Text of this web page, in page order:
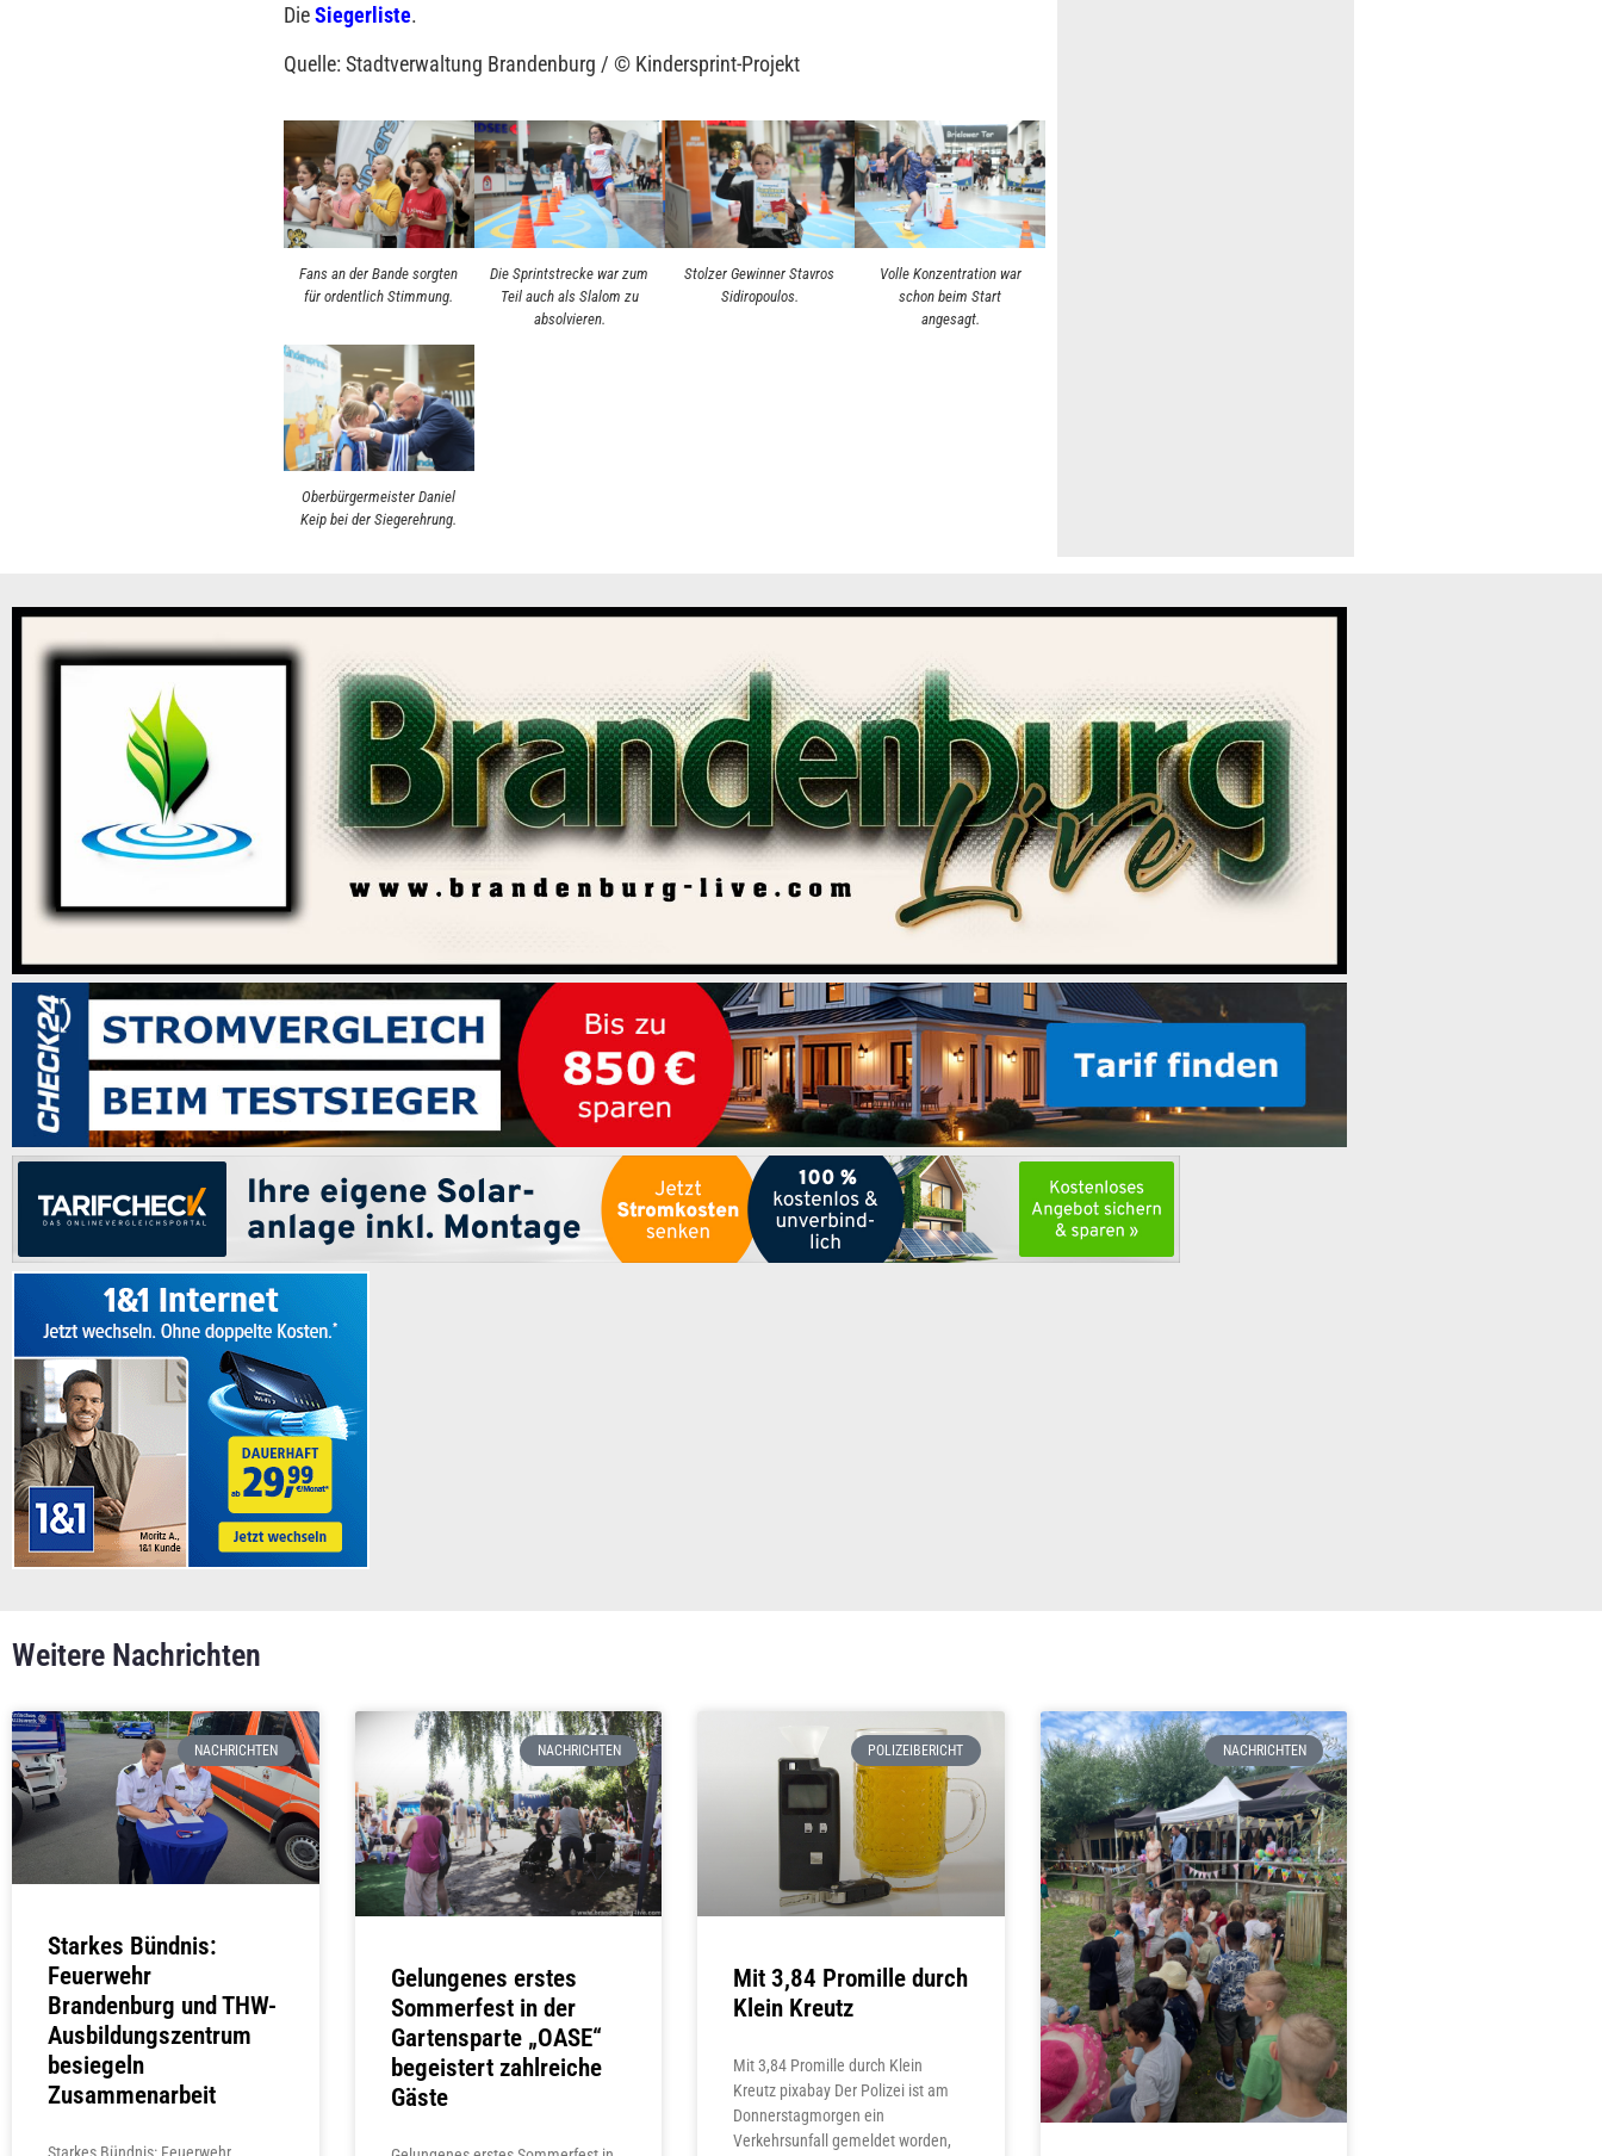
DieSiegerliste.
Quelle: Stadtverwaltung Brandenburg / © Kindersprint-Projekt
Fans an der Bande sorgten
für ordentlich Stimmung.
Die Sprintstrecke war zum
Teil auch als Slalom zu
absolvieren.
Stolzer Gewinner Stavros
Sidiropoulos.
Volle Konzentration war
schon beim Start
angesagt.
Oberbürgermeister Daniel
Keip bei der Siegerehrung.
Weitere Nachrichten
NACHRICHTEN
Starkes Bündnis:
Feuerwehr
Brandenburg und THW-
Ausbildungszentrum
besiegeln
Zusammenarbeit
NACHRICHTEN
Gelungenes erstes
Sommerfest in der
Gartensparte „OASE“
begeistert zahlreiche
Gäste
POLIZEIBERICHT
Mit 3,84 Promille durch
Klein Kreutz
Mit 3,84 Promille durch Klein
Kreutz pixabay Der Polizei ist am
Donnerstagmorgen ein
Verkehrsunfall gemeldet worden,
NACHRICHTEN